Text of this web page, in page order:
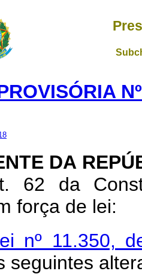
DA
62 da
força de lei:
nº 11.350,
seguintes